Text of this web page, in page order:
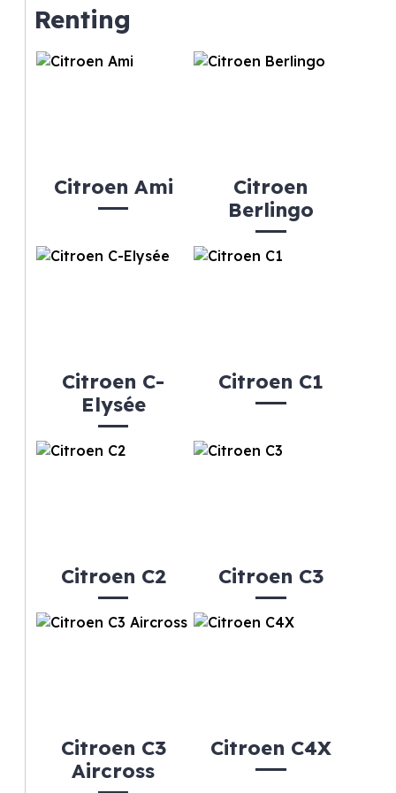
Renting
Citroen Ami
Citroen
Berlingo
Citroen C-
Elysée
Citroen C1
Citroen C2 Citroen C3
Citroen C3
Aircross
Citroen C4X